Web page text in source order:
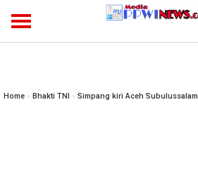
Home » Bhakti TNI » Simpang kiri Aceh Subulussalam